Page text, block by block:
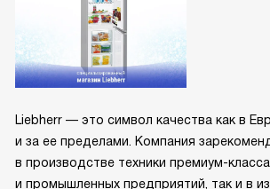
Liebherr — это символ качества как в
и за ее пределами. Компания
в производстве техники премиум-
и промышленных предприятий, так и в